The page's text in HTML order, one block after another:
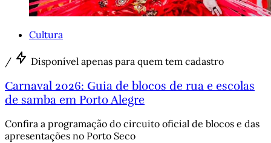
Cultura
/ Disponível apenas para quem tem cadastro
Carnaval 2026: Guia de blocos de rua e escolas
de samba em Porto Alegre
Confira a programação do circuito oficial de blocos e das
apresentações no Porto Seco